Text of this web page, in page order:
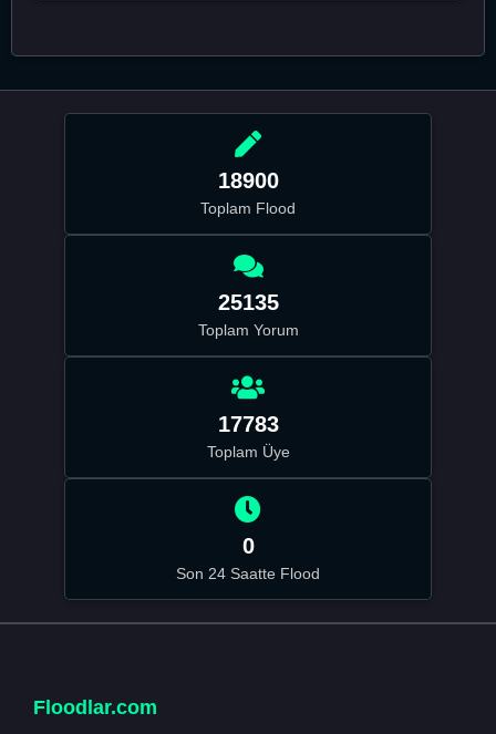
18900
Toplam Flood
25135
Toplam Yorum
17783
Toplam Üye
0
Son 24 Saatte Flood
Floodlar.com